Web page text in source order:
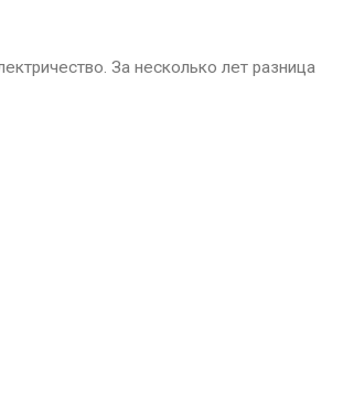
За несколько лет разница